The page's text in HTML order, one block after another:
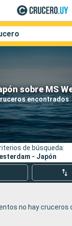
sobre MS
encontrados
Buscar
de búsqueda:
- Japón
no hay cruceros